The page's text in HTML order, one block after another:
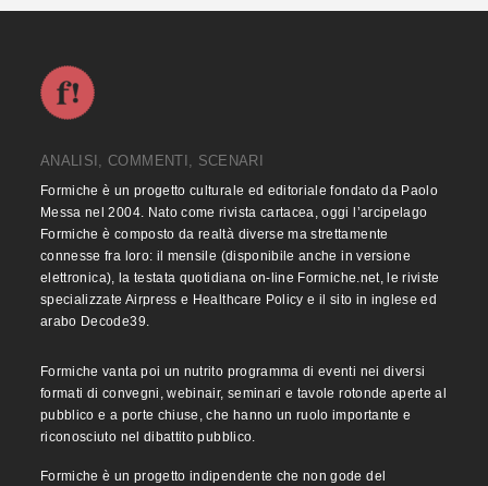
ANALISI, COMMENTI, SCENARI
Formiche è un progetto culturale ed editoriale fondato da Paolo
Messa nel 2004. Nato come rivista cartacea, oggi l’arcipelago
Formiche è composto da realtà diverse ma strettamente
connesse fra loro: il mensile (disponibile anche in versione
elettronica), la testata quotidiana on-line Formiche.net, le riviste
specializzate Airpress e Healthcare Policy e il sito in inglese ed
arabo Decode39.
Formiche vanta poi un nutrito programma di eventi nei diversi
formati di convegni, webinair, seminari e tavole rotonde aperte al
pubblico e a porte chiuse, che hanno un ruolo importante e
riconosciuto nel dibattito pubblico.
Formiche è un progetto indipendente che non gode del